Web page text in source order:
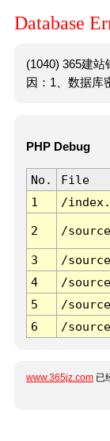
Database
(1040) 365建
因：1、数据库
PHP Debug
No. File
1
/
2 /
3 /
4
/
5
/
6
/
www.365jz.com 已